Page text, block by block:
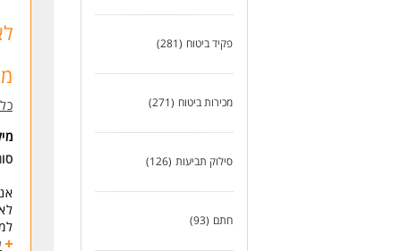
פקיד ביטוח (281)
מכירות ביטוח (271)
סילוק תביעות (126)
חתם (93)
-
-
-
*